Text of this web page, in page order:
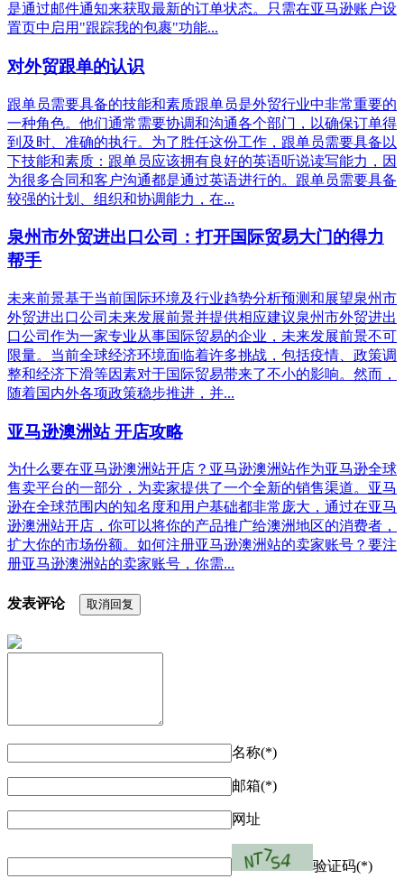
是通过邮件通知来获取最新的订单状态。只需在亚马逊账户设
置页中启用"跟踪我的包裹"功能...
对外贸跟单的认识
跟单员需要具备的技能和素质跟单员是外贸行业中非常重要的
一种角色。他们通常需要协调和沟通各个部门，以确保订单得
到及时、准确的执行。为了胜任这份工作，跟单员需要具备以
下技能和素质：跟单员应该拥有良好的英语听说读写能力，因
为很多合同和客户沟通都是通过英语进行的。跟单员需要具备
较强的计划、组织和协调能力，在...
泉州市外贸进出口公司：打开国际贸易大门的得力
帮手
未来前景基于当前国际环境及行业趋势分析预测和展望泉州市
外贸进出口公司未来发展前景并提供相应建议泉州市外贸进出
口公司作为一家专业从事国际贸易的企业，未来发展前景不可
限量。当前全球经济环境面临着许多挑战，包括疫情、政策调
整和经济下滑等因素对于国际贸易带来了不小的影响。然而，
随着国内外各项政策稳步推进，并...
亚马逊澳洲站 开店攻略
为什么要在亚马逊澳洲站开店？亚马逊澳洲站作为亚马逊全球
售卖平台的一部分，为卖家提供了一个全新的销售渠道。亚马
逊在全球范围内的知名度和用户基础都非常庞大，通过在亚马
逊澳洲站开店，你可以将你的产品推广给澳洲地区的消费者，
扩大你的市场份额。如何注册亚马逊澳洲站的卖家账号？要注
册亚马逊澳洲站的卖家账号，你需...
发表评论 取消回复
名称(*)
邮箱(*)
网址
验证码(*)